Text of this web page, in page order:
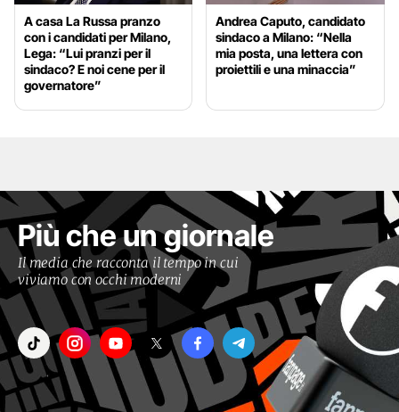
A casa La Russa pranzo
con i candidati per Milano,
Lega: “Lui pranzi per il
sindaco? E noi cene per il
governatore”
Andrea Caputo, candidato
sindaco a Milano: “Nella
mia posta, una lettera con
proiettili e una minaccia”
Più che un giornale
Il media che racconta il tempo in cui
viviamo con occhi moderni